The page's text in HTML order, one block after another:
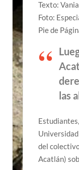
Texto:
Foto:
Pie de
las
del
Acatlán)